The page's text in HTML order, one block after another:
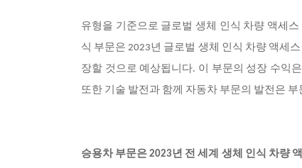
유형을 기준으로 글로벌 생체 인식 차량 액세스
식 부문은 2023년 글로벌 생체 인식 차량 액세
장할 것으로 예상됩니다. 이 부문의 성장 수익
또한 기술 발전과 함께 자동차 부문의 발전은
승용차 부문은 2023년 전 세계 생체 인식 차량